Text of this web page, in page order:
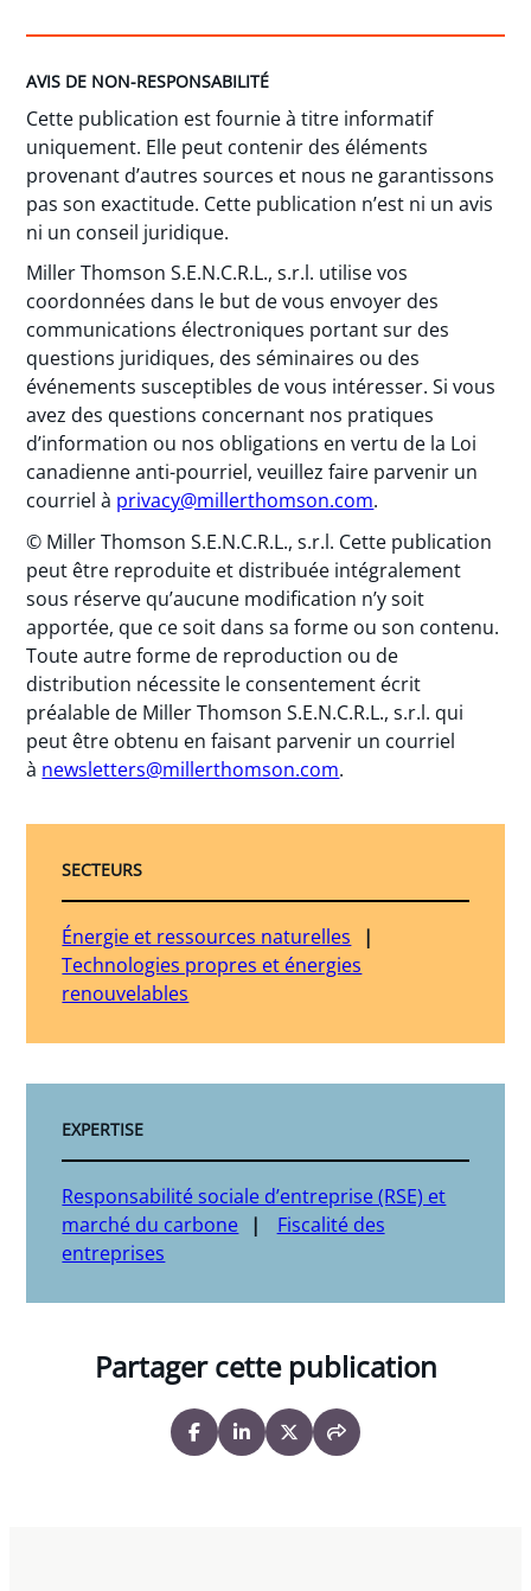
AVIS DE NON-RESPONSABILITÉ
Cette publication est fournie à titre informatif
uniquement. Elle peut contenir des éléments
provenant d’autres sources et nous ne garantissons
pas son exactitude. Cette publication n’est ni un avis
ni un conseil juridique.
Miller Thomson S.E.N.C.R.L., s.r.l. utilise vos
coordonnées dans le but de vous envoyer des
communications électroniques portant sur des
questions juridiques, des séminaires ou des
événements susceptibles de vous intéresser. Si vous
avez des questions concernant nos pratiques
d’information ou nos obligations en vertu de la Loi
canadienne anti-pourriel, veuillez faire parvenir un
courriel à privacy@millerthomson.com.
© Miller Thomson S.E.N.C.R.L., s.r.l. Cette publication
peut être reproduite et distribuée intégralement
sous réserve qu’aucune modification n’y soit
apportée, que ce soit dans sa forme ou son contenu.
Toute autre forme de reproduction ou de
distribution nécessite le consentement écrit
préalable de Miller Thomson S.E.N.C.R.L., s.r.l. qui
peut être obtenu en faisant parvenir un courriel
à newsletters@millerthomson.com.
SECTEURS
Énergie et ressources naturelles
Technologies propres et énergies
renouvelables
EXPERTISE
Responsabilité sociale d’entreprise (RSE) et
marché du carbone
Fiscalité des
entreprises
Partager cette publication